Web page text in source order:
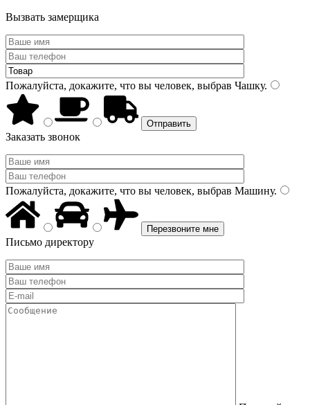
Вызвать замерщика
Пожалуйста, докажите, что вы человек, выбрав Чашку.
Заказать звонок
Пожалуйста, докажите, что вы человек, выбрав Машину.
Письмо директору